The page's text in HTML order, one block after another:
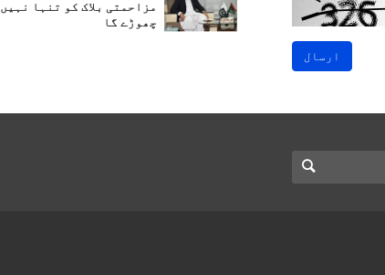
ارسال
مزاحمتی بلاک کو تنہا نہیں
چھوڑے گا